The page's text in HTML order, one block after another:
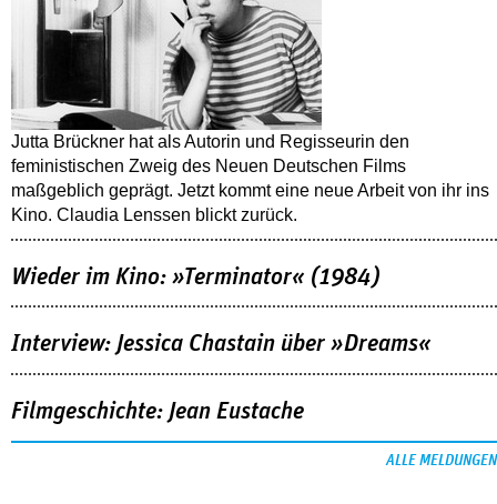
Jutta Brückner hat als Autorin und Regisseurin den
feministischen Zweig des Neuen Deutschen Films
maßgeblich geprägt. Jetzt kommt eine neue Arbeit von ihr ins
Kino. Claudia Lenssen blickt zurück.
Wieder im Kino: »Terminator« (1984)
Interview: Jessica Chastain über »Dreams«
Filmgeschichte: Jean Eustache
ALLE MELDUNGEN